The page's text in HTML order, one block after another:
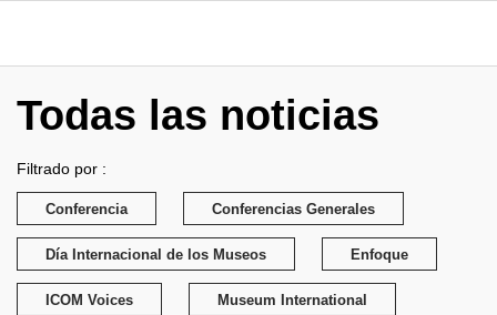
Todas las noticias
Filtrado por :
Conferencia Conferencias Generales
Día Internacional de los Museos Enfoque
ICOM Voices Museum International